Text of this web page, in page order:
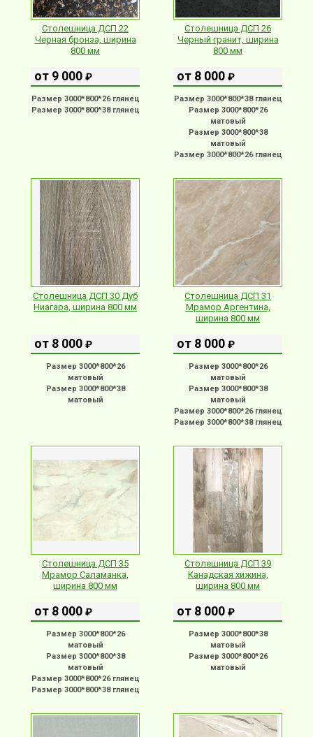
Столешница ДСП 22
Черная бронза, ширина
800 мм
от 9 000 ₽
Размер 3000*800*26 глянец
Размер 3000*800*38 глянец
Столешница ДСП 26
Черный гранит, ширина
800 мм
от 8 000 ₽
Размер 3000*800*38 глянец
Размер 3000*800*26
матовый
Размер 3000*800*38
матовый
Размер 3000*800*26 глянец
Столешница ДСП 30 Дуб
Ниагара, ширина 800 мм
от 8 000 ₽
Размер 3000*800*26
матовый
Размер 3000*800*38
матовый
Столешница ДСП 31
Мрамор Аргентина,
ширина 800 мм
от 8 000 ₽
Размер 3000*800*26
матовый
Размер 3000*800*38
матовый
Размер 3000*800*26 глянец
Размер 3000*800*38 глянец
Столешница ДСП 35
Мрамор Саламанка,
ширина 800 мм
от 8 000 ₽
Размер 3000*800*26
матовый
Размер 3000*800*38
матовый
Размер 3000*800*26 глянец
Размер 3000*800*38 глянец
Столешница ДСП 39
Канадская хижина,
ширина 800 мм
от 8 000 ₽
Размер 3000*800*38
матовый
Размер 3000*800*26
матовый